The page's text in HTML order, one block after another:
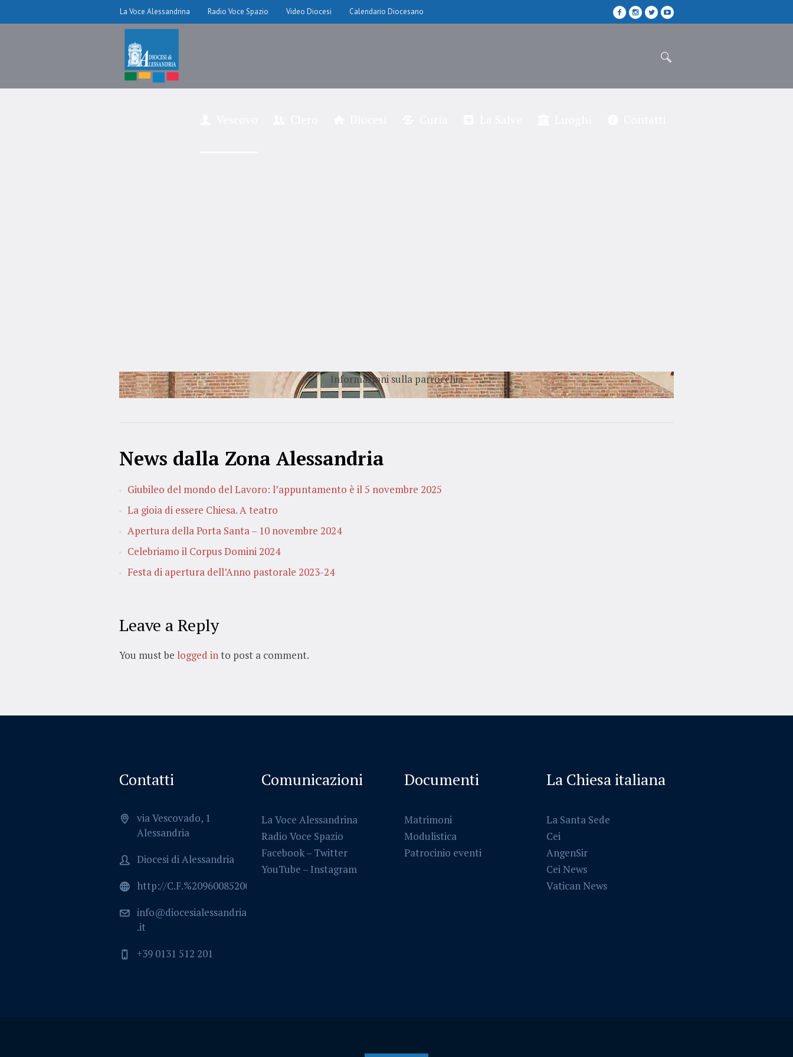
La Voce Alessandrina Radio Voce Spazio Video Diocesi Calendario Diocesano
Informazioni sulla parrocchia
News dalla Zona Alessandria
Giubileo del mondo del Lavoro: l’appuntamento è il 5 novembre 2025
La gioia di essere Chiesa. A teatro
Apertura della Porta Santa – 10 novembre 2024
Celebriamo il Corpus Domini 2024
Festa di apertura dell’Anno pastorale 2023-24
Leave a Reply
You must be logged into post a comment.
Contatti
via Vescovado, 1
Alessandria
Diocesi di Alessandria
http://C.F.%2096008520064
info@diocesialessandria
.it
+39 0131 512 201
Comunicazioni
La Voce Alessandrina
Radio Voce Spazio
Facebook– Twitter
YouTube – Instagram
Documenti
Matrimoni
Modulistica
Patrocinio eventi
La Chiesa italiana
La Santa Sede
Cei
AngenSir
Cei News
Vatican News